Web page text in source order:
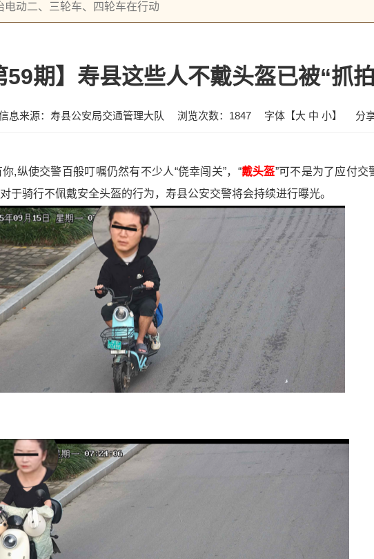
电动二、三轮车、四轮车在行动
59期】寿县这些人不戴头盔已被“抓拍
息来源：寿县公安局交通管理大队 浏览次数： 1847 字体【大 中 小】 分
你,纵使交警百般叮嘱仍然有不少人“侥幸闯关”，“戴头盔”可不是为了应付
于骑行不佩戴安全头盔的行为，寿县公安交警将会持续进行曝光。